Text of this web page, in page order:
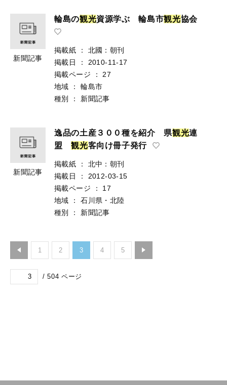
輪島の
掲載紙 ：
北國：朝刊
掲載日 ： 2010-11-17
掲載ページ ：
地域
：
輪島市
逸品の土産３００種を紹介 県
掲載紙 ：
北中：朝刊
掲載日 ： 2012-03-15
掲載ページ ：
17
地域
：
石川県・北陸
1 2 3 4 5